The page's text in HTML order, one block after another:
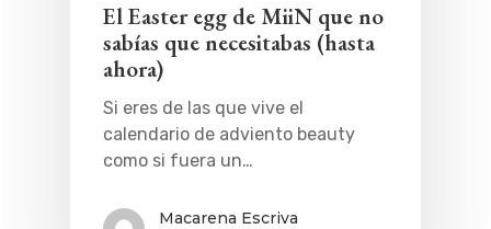
El Easter egg de MiiN que no
sabías que necesitabas (hasta
ahora)
Si eres de las que vive el
calendario de adviento beauty
como si fuera un…
Macarena Escriva